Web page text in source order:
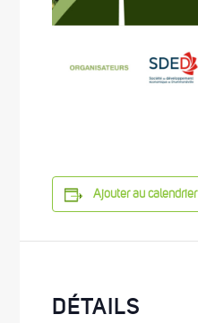
Ajouter au calendrier
DÉTAILS